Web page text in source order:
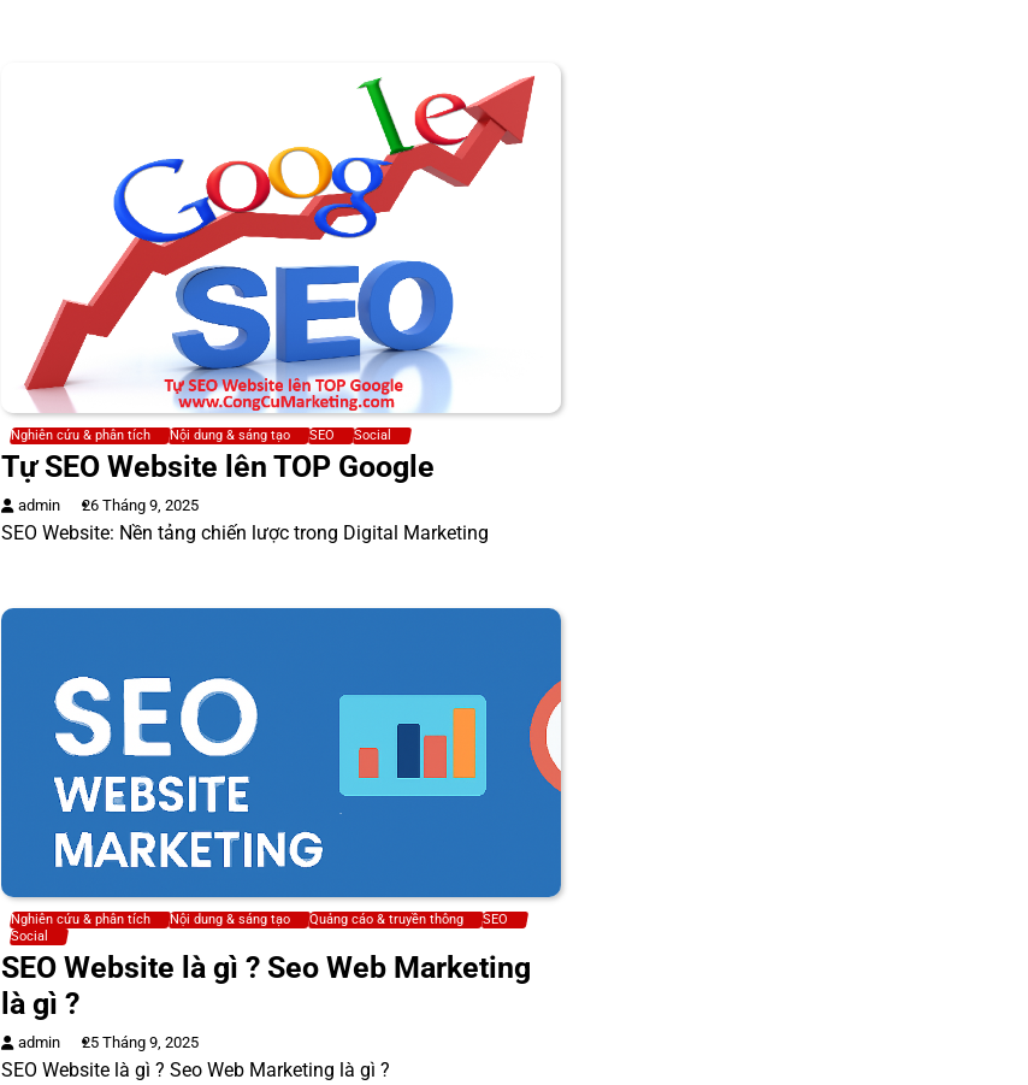
Nghiên cứu & phân tích Nội dung & sáng tạo SEO Social
Tự SEO Website lên TOP Google
admin 26 Tháng 9, 2025
SEO Website: Nền tảng chiến lược trong Digital Marketing
Nghiên cứu & phân tích Nội dung & sáng tạo Quảng cáo & truyền thông
SEO
Social
SEO Website là gì ? Seo Web Marketing
là gì ?
admin 25 Tháng 9, 2025
SEO Website là gì ? Seo Web Marketing là gì ?